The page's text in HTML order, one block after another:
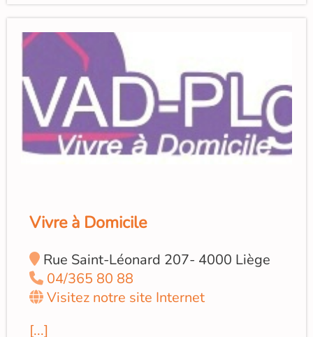
Vivre à Domicile
Rue Saint-Léonard 207- 4000 Liège
04/365 80 88
Visitez notre site Internet
[...]